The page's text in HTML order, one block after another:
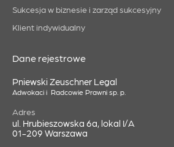
Sukcesja w biznesie i zarząd sukcesyjny
Klient indywidualny
Dane rejestrowe
Pniewski Zeuschner Legal
Adwokaci i Radcowie Prawni sp. p.
Adres
ul. Hrubieszowska 6a, lokal I/A
01-209 Warszawa